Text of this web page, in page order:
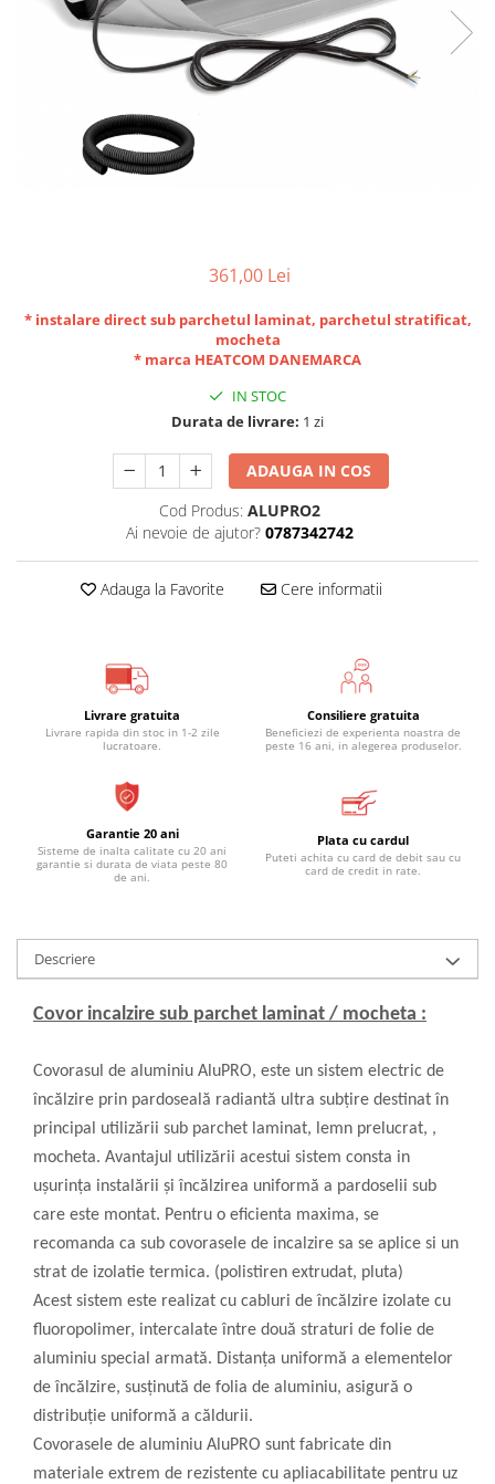
361,00 Lei
* instalare direct sub parchetul laminat, parchetul stratificat,
mocheta
* marca HEATCOM DANEMARCA
IN STOC
Durata de livrare: 1 zi
ADAUGA IN COS
Cod Produs: ALUPRO2
Ai nevoie de ajutor? 0787342742
Adauga la Favorite Cere informatii
Livrare gratuita
Livrare rapida din stoc in 1-2 zile
lucratoare.
Consiliere gratuita
Beneficiezi de experienta noastra de
peste 16 ani, in alegerea produselor.
Garantie 20 ani
Sisteme de inalta calitate cu 20 ani
garantie si durata de viata peste 80
de ani.
Plata cu cardul
Puteti achita cu card de debit sau cu
card de credit in rate.
Descriere
Covor incalzire sub parchet laminat / mocheta :
Covorasul de aluminiu AluPRO, este un sistem electric de
încălzire prin pardoseală radiantă ultra subțire destinat în
principal utilizării sub parchet laminat, lemn prelucrat, ,
mocheta. Avantajul utilizării acestui sistem consta in
ușurința instalării și încălzirea uniformă a pardoselii sub
care este montat. Pentru o eficienta maxima, se
recomanda ca sub covorasele de incalzire sa se aplice si un
strat de izolatie termica. (polistiren extrudat, pluta)
Acest sistem este realizat cu cabluri de încălzire izolate cu
fluoropolimer, intercalate între două straturi de folie de
aluminiu special armată. Distanța uniformă a elementelor
de încălzire, susținută de folia de aluminiu, asigură o
distribuție uniformă a căldurii.
Covorasele de aluminiu AluPRO sunt fabricate din
materiale extrem de rezistente cu apliacabilitate pentru uz